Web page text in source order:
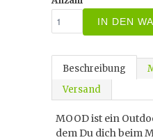
IN DEN
Beschreibung
Versand
MOOD ist ein
dem Du dich beim